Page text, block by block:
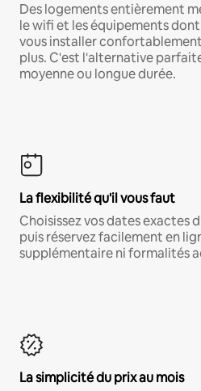
Des logements entièrement
le wifi et les équipements
vous installer
plus. C'est l'alternative
moyenne ou longue durée.
La flexibilité qu'il vous faut
Choisissez vos dates exactes
puis réservez facilement en
supplémentaire ni formalités
La simplicité du prix au mois